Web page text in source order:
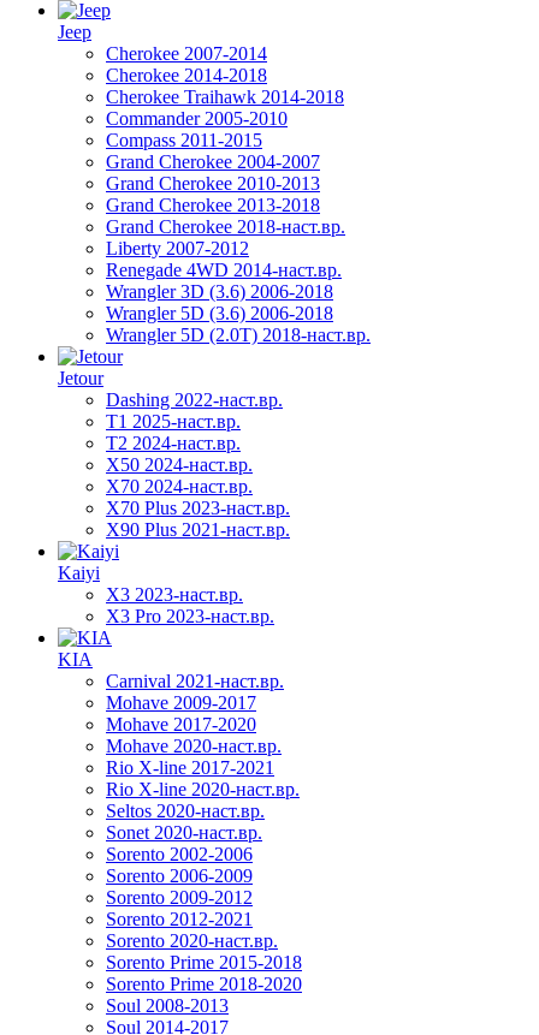
Jeep
Cherokee 2007-2014
Cherokee 2014-2018
Cherokee Traihawk 2014-2018
Commander 2005-2010
Compass 2011-2015
Grand Cherokee 2004-2007
Grand Cherokee 2010-2013
Grand Cherokee 2013-2018
Grand Cherokee 2018-наст.вр.
Liberty 2007-2012
Renegade 4WD 2014-наст.вр.
Wrangler 3D (3.6) 2006-2018
Wrangler 5D (3.6) 2006-2018
Wrangler 5D (2.0T) 2018-наст.вр.
Jetour
Dashing 2022-наст.вр.
T1 2025-наст.вр.
T2 2024-наст.вр.
X50 2024-наст.вр.
X70 2024-наст.вр.
X70 Plus 2023-наст.вр.
X90 Plus 2021-наст.вр.
Kaiyi
X3 2023-наст.вр.
X3 Pro 2023-наст.вр.
KIA
Carnival 2021-наст.вр.
Mohave 2009-2017
Mohave 2017-2020
Mohave 2020-наст.вр.
Rio X-line 2017-2021
Rio X-line 2020-наст.вр.
Seltos 2020-наст.вр.
Sonet 2020-наст.вр.
Sorento 2002-2006
Sorento 2006-2009
Sorento 2009-2012
Sorento 2012-2021
Sorento 2020-наст.вр.
Sorento Prime 2015-2018
Sorento Prime 2018-2020
Soul 2008-2013
Soul 2014-2017